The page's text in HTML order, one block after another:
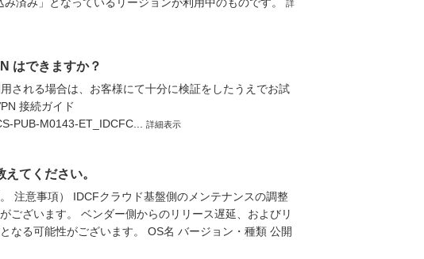
済み」となっているリージョンが利用中のものです。
詳
はできますか？
される場合は、お客様にて十分に検証をしたうえでお試
接続ガイド
PUB-M0143-ET_IDCFC... 詳細表示
てください。
注意事項） IDCFクラウド基盤側のメンテナンスの調整
ございます。 ベンダー側からのリリース遅延、およびリ
なる可能性がございます。 OS名 バージョン・種類 公開